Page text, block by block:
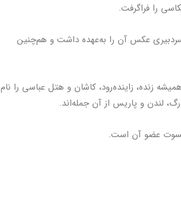
را فراگرفت.
عکس آن را به‌عهده داشت و هم‌چنین
زنده، زاینده‌رود، کاشان و هتل عباسی را نام
لندن و پاریس از آن جمله‌اند.
عضو آن است.